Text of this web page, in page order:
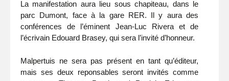
La manifestation aura lieu sous chapiteau, dans le
parc Dumont, face à la gare RER. Il y aura des
conférences de l’éminent Jean-Luc Rivera et de
l’écrivain Edouard Brasey, qui sera l’invité d’honneur.
Malpertuis ne sera pas présent en tant qu’éditeur,
mais ses deux reponsables seront invités comme